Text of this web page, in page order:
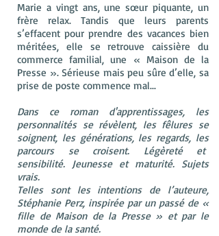
Marie a vingt ans, une sœur piquante, un
frère relax. Tandis que leurs parents
s’effacent pour prendre des vacances bien
méritées, elle se retrouve caissière du
commerce familial, une « Maison de la
Presse ». Sérieuse mais peu sûre d’elle, sa
prise de poste commence mal...
Dans ce roman d'apprentissages, les
personnalités se révèlent, les fêlures se
soignent, les générations, les regards, les
parcours se croisent. Légèreté et
sensibilité. Jeunesse et maturité. Sujets
vrais.
Telles sont les intentions de l’auteure,
Stéphanie Perz, inspirée par un passé de «
fille de Maison de la Presse » et par le
monde de la santé.